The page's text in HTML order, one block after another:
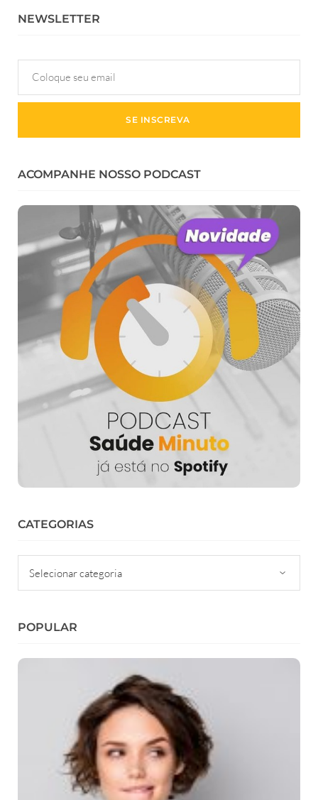
NEWSLETTER
ACOMPANHE NOSSO PODCAST
CATEGORIAS
POPULAR